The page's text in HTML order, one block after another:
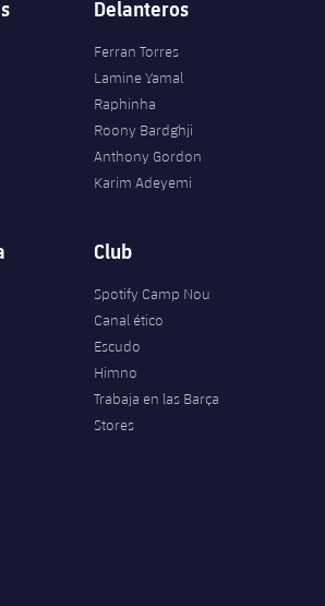
Delanteros
Ferran Torres
Lamine Yamal
Raphinha
Roony Bardghji
Anthony Gordon
Karim Adeyemi
Club
Spotify Camp Nou
Canal ético
Escudo
Himno
Trabaja en las Barça
Stores